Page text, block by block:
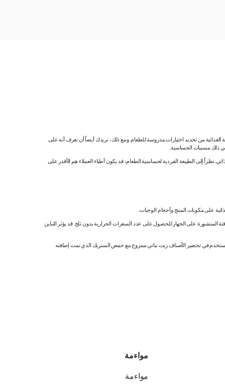
الغذائية من تحديد اختيارات مدروسة للطعام. ومع ذلك، نريدك أيضاً أن تعرف أنه على
في ذلك مسببات الحساسية.
نظراً إلى الطبيعة الفردية لحساسية الطعام، قد يكون أطباء العملاء هم الأقدر على
على مكونات المنتج وأحجام الوجبات.
المنشورة على الجهاز للحصول على عدد السعرات الحرارية بدون ثلج. قد يؤثر التباين
نستخدم في تحضير الأصناف زيت نباتي ممزوج مع حمض الستريك الذي تمت إضافته
مواءمة
مواءمة